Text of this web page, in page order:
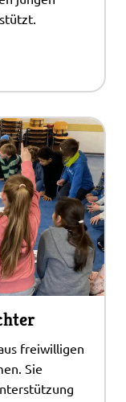
freiwilligen
Sie